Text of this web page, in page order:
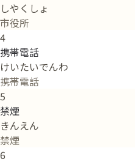
しやくしょ
市役所
4
携帯電話
けいたいでんわ
携帯電話
5
禁煙
きんえん
禁煙
6